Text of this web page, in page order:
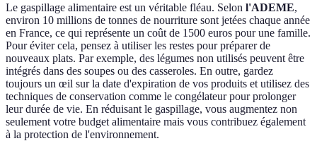
Le gaspillage alimentaire est un véritable fléau. Selon l'ADEME,
environ 10 millions de tonnes de nourriture sont jetées chaque année
en France, ce qui représente un coût de 1500 euros pour une famille.
Pour éviter cela, pensez à utiliser les restes pour préparer de
nouveaux plats. Par exemple, des légumes non utilisés peuvent être
intégrés dans des soupes ou des casseroles. En outre, gardez
toujours un œil sur la date d'expiration de vos produits et utilisez des
techniques de conservation comme le congélateur pour prolonger
leur durée de vie. En réduisant le gaspillage, vous augmentez non
seulement votre budget alimentaire mais vous contribuez également
à la protection de l'environnement.